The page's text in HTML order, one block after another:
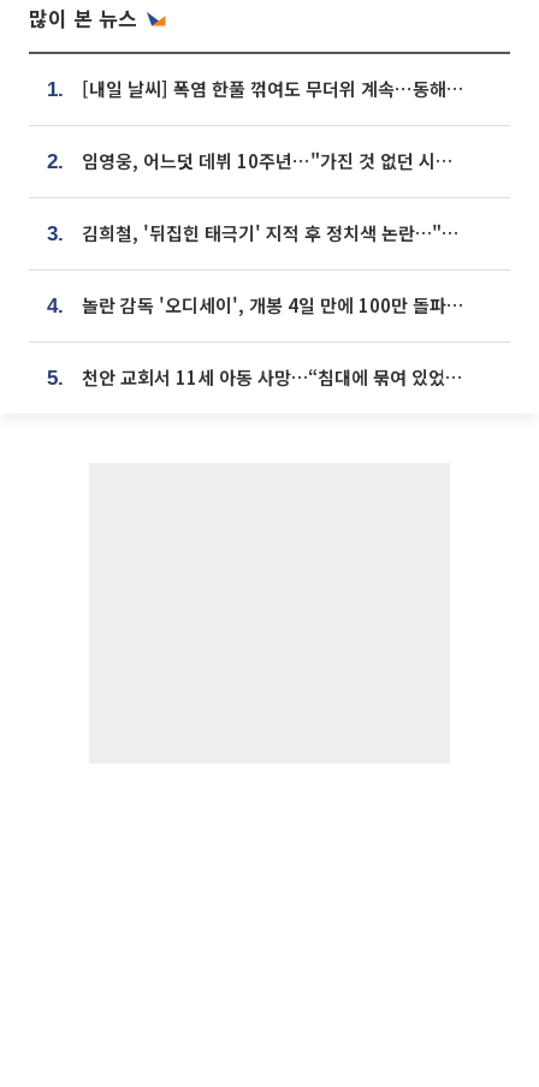
많이 본 뉴스
1. [내일 날씨] 폭염 한풀 꺾여도 무더위 계속⋯동해안 이틀 연속 비
2. 임영웅, 어느덧 데뷔 10주년⋯"가진 것 없던 시절, 내 앞엔 20명의 팬뿐"
3. 김희철, '뒤집힌 태극기' 지적 후 정치색 논란…"좌우 떠나 우리나라 국기"
4. 놀란 감독 '오디세이', 개봉 4일 만에 100만 돌파⋯'왕사남' 보다 빠르다
5. 천안 교회서 11세 아동 사망…“침대에 묶여 있었다” 진술 확보